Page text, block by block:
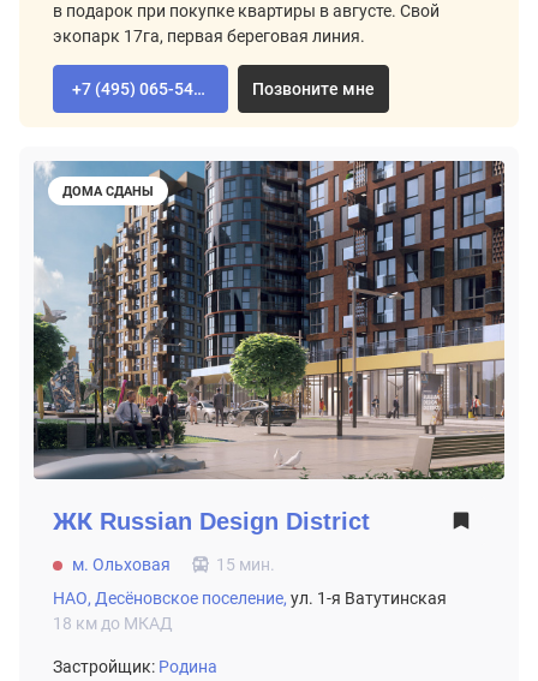
в подарок при покупке квартиры в августе. Свой
экопарк 17га, первая береговая линия.
+7 (495) 065-54-02 Позвоните мне
ДОМА СДАНЫ
ЖК Russian Design District
м. Ольховая
15 мин.
НАО, Десёновское поселение, ул. 1-я Ватутинская
18 км до МКАД
Застройщик: Родина